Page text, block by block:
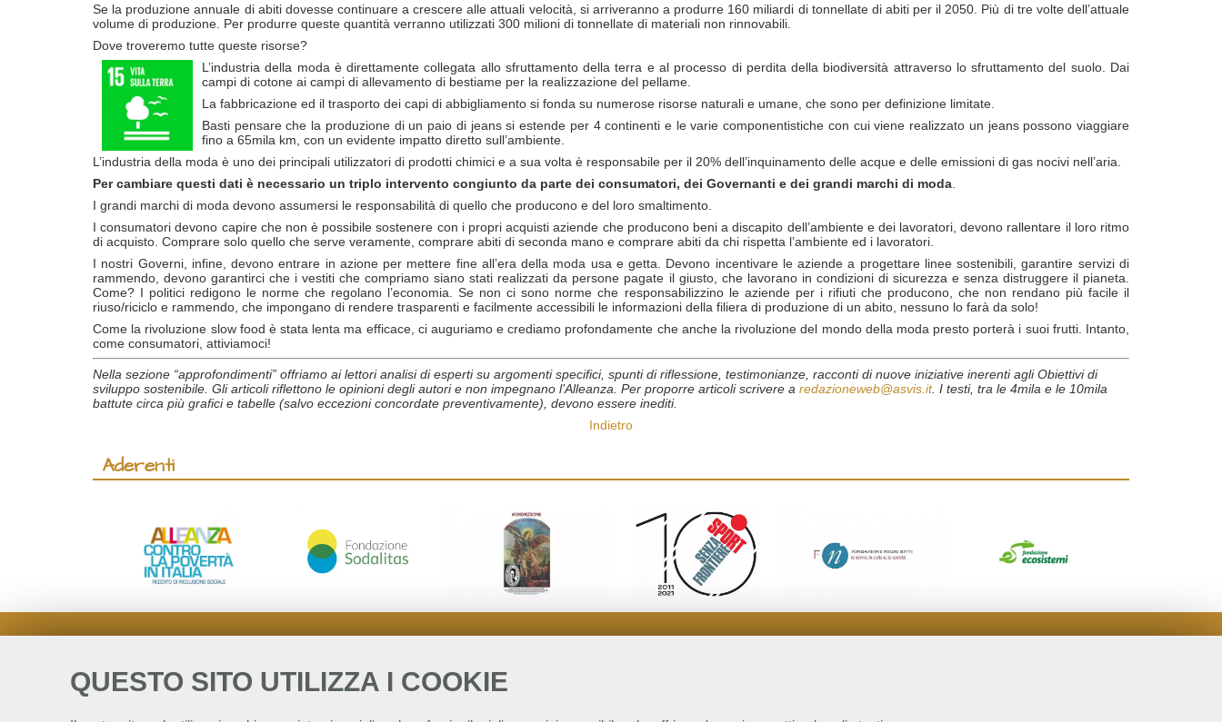
QUESTO SITO UTILIZZA I COOKIE
Se la produzione annuale di abiti dovesse continuare a crescere alle attuali velocità, si arriveranno a produrre 160 miliardi di tonnellate di abiti per il 2050. Più di tre volte dell’attuale
volume di produzione. Per produrre queste quantità verranno utilizzati 300 milioni di tonnellate di materiali non rinnovabili.
Dove troveremo tutte queste risorse?
L’industria della moda è direttamente collegata allo sfruttamento della terra e al processo di perdita della biodiversità attraverso lo sfruttamento del suolo. Dai
campi di cotone ai campi di allevamento di bestiame per la realizzazione del pellame.
La fabbricazione ed il trasporto dei capi di abbigliamento si fonda su numerose risorse naturali e umane, che sono per definizione limitate.
Basti pensare che la produzione di un paio di jeans si estende per 4 continenti e le varie componentistiche con cui viene realizzato un jeans possono viaggiare
fino a 65mila km, con un evidente impatto diretto sull’ambiente.
L’industria della moda è uno dei principali utilizzatori di prodotti chimici e a sua volta è responsabile per il 20% dell’inquinamento delle acque e delle emissioni di gas nocivi nell’aria.
Per cambiare questi dati è necessario un triplo intervento congiunto da parte dei consumatori, dei Governanti e dei grandi marchi di moda
I grandi marchi di moda devono assumersi le responsabilità di quello che producono e del loro smaltimento.
I consumatori devono capire che non è possibile sostenere con i propri acquisti aziende che producono beni a discapito dell’ambiente e dei lavoratori, devono rallentare il loro ritmo
di acquisto. Comprare solo quello che serve veramente, comprare abiti di seconda mano e comprare abiti da chi rispetta l’ambiente ed i lavoratori.
I nostri Governi, infine, devono entrare in azione per mettere fine all’era della moda usa e getta. Devono incentivare le aziende a progettare linee sostenibili, garantire servizi di
rammendo, devono garantirci che i vestiti che compriamo siano stati realizzati da persone pagate il giusto, che lavorano in condizioni di sicurezza e senza distruggere il pianeta.
Come? I politici redigono le norme che regolano l’economia. Se non ci sono norme che responsabilizzino le aziende per i rifiuti che producono, che non rendano più facile il
riuso/riciclo e rammendo, che impongano di rendere trasparenti e facilmente accessibili le informazioni della filiera di produzione di un abito, nessuno lo farà da solo!
Come la rivoluzione slow food è stata lenta ma efficace, ci auguriamo e crediamo profondamente che anche la rivoluzione del mondo della moda presto porterà i suoi frutti. Intanto,
come consumatori, attiviamoci!
Nella sezione “approfondimenti” offriamo ai lettori analisi di esperti su argomenti specifici, spunti di riflessione, testimonianze, racconti di nuove iniziative inerenti agli Obiettivi di
sviluppo sostenibile. Gli articoli riflettono le opinioni degli autori e non impegnano l’Alleanza. Per proporre articoli scrivere a redazioneweb@asvis.it. I testi, tra le 4mila e le 10mila
battute circa più grafici e tabelle (salvo eccezioni concordate preventivamente), devono essere inediti.
Indietro
Aderenti